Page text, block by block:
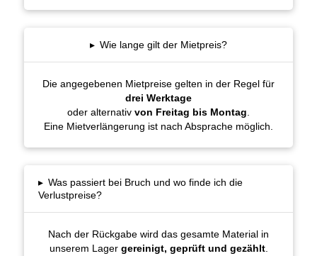
▸ Wie lange gilt der Mietpreis?
Die angegebenen Mietpreise gelten in der Regel für
drei Werktage
oder alternativ von Freitag bis Montag
Eine Mietverlängerung ist nach Absprache möglich.
▸ Was passiert bei Bruch und wo finde ich die
Verlustpreise?
Nach der Rückgabe wird das gesamte Material in
unserem Lager gereinigt, geprüft und gezählt.